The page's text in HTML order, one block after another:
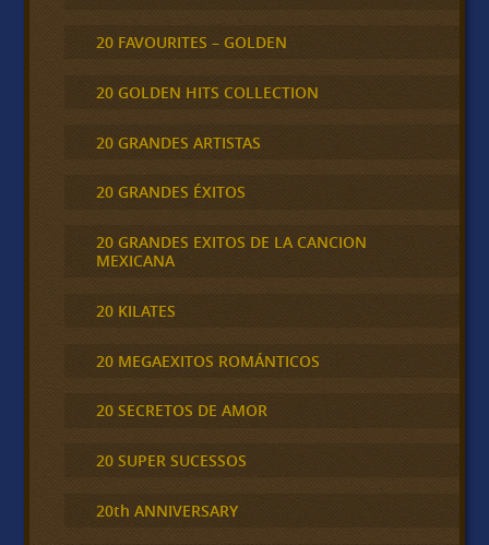
20 FAVOURITES – GOLDEN
20 GOLDEN HITS COLLECTION
20 GRANDES ARTISTAS
20 GRANDES ÉXITOS
20 GRANDES EXITOS DE LA CANCION
MEXICANA
20 KILATES
20 MEGAEXITOS ROMÁNTICOS
20 SECRETOS DE AMOR
20 SUPER SUCESSOS
20th ANNIVERSARY